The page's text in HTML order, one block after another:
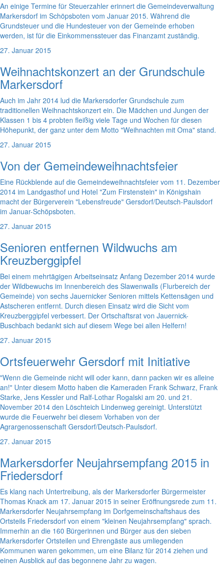
An einige Termine für Steuerzahler erinnert die Gemeindeverwaltung
Markersdorf im Schöpsboten vom Januar 2015. Während die
Grundsteuer und die Hundesteuer von der Gemeinde erhoben
werden, ist für die Einkommenssteuer das Finanzamt zuständig.
27. Januar 2015
Weihnachtskonzert an der Grundschule
Markersdorf
Auch im Jahr 2014 lud die Markersdorfer Grundschule zum
traditionellen Weihnachtskonzert ein. Die Mädchen und Jungen der
Klassen 1 bis 4 probten fleißig viele Tage und Wochen für diesen
Höhepunkt, der ganz unter dem Motto "Weihnachten mit Oma" stand.
27. Januar 2015
Von der Gemeindeweihnachtsfeier
Eine Rückblende auf die Gemeindeweihnachtsfeier vom 11. Dezember
2014 im Landgasthof und Hotel "Zum Firstenstein" in Königshain
macht der Bürgerverein "Lebensfreude" Gersdorf/Deutsch-Paulsdorf
im Januar-Schöpsboten.
27. Januar 2015
Senioren entfernen Wildwuchs am
Kreuzberggipfel
Bei einem mehrtägigen Arbeitseinsatz Anfang Dezember 2014 wurde
der Wildbewuchs im Innenbereich des Slawenwalls (Flurbereich der
Gemeinde) von sechs Jauernicker Senioren mittels Kettensägen und
Astscheren entfernt. Durch diesen Einsatz wird die Sicht vom
Kreuzberggipfel verbessert. Der Ortschaftsrat von Jauernick-
Buschbach bedankt sich auf diesem Wege bei allen Helfern!
27. Januar 2015
Ortsfeuerwehr Gersdorf mit Initiative
"Wenn die Gemeinde nicht will oder kann, dann packen wir es alleine
an!" Unter diesem Motto haben die Kameraden Frank Schwarz, Frank
Starke, Jens Kessler und Ralf-Lothar Rogalski am 20. und 21.
November 2014 den Löschteich Lindenweg gereinigt. Unterstützt
wurde die Feuerwehr bei diesem Vorhaben von der
Agrargenossenschaft Gersdorf/Deutsch-Paulsdorf.
27. Januar 2015
Markersdorfer Neujahrsempfang 2015 in
Friedersdorf
Es klang nach Untertreibung, als der Markersdorfer Bürgermeister
Thomas Knack am 17. Januar 2015 in seiner Eröffnungsrede zum 11.
Markersdorfer Neujahrsempfang im Dorfgemeinschaftshaus des
Ortsteils Friedersdorf von einem "kleinen Neujahrsempfang" sprach.
Immerhin an die 160 Bürgerinnen und Bürger aus den sieben
Markersdorfer Ortsteilen und Ehrengäste aus umliegenden
Kommunen waren gekommen, um eine Bilanz für 2014 ziehen und
einen Ausblick auf das begonnene Jahr zu wagen.